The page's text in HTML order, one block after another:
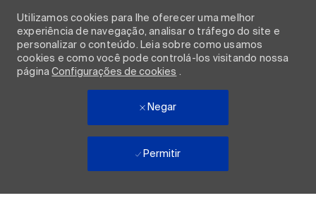
Utilizamos cookies para lhe oferecer uma melhor
experiência de navegação, analisar o tráfego do site e
personalizar o conteúdo. Leia sobre como usamos
cookies e como você pode controlá-los visitando nossa
páginaConfigurações de cookies .
Negar
Permitir